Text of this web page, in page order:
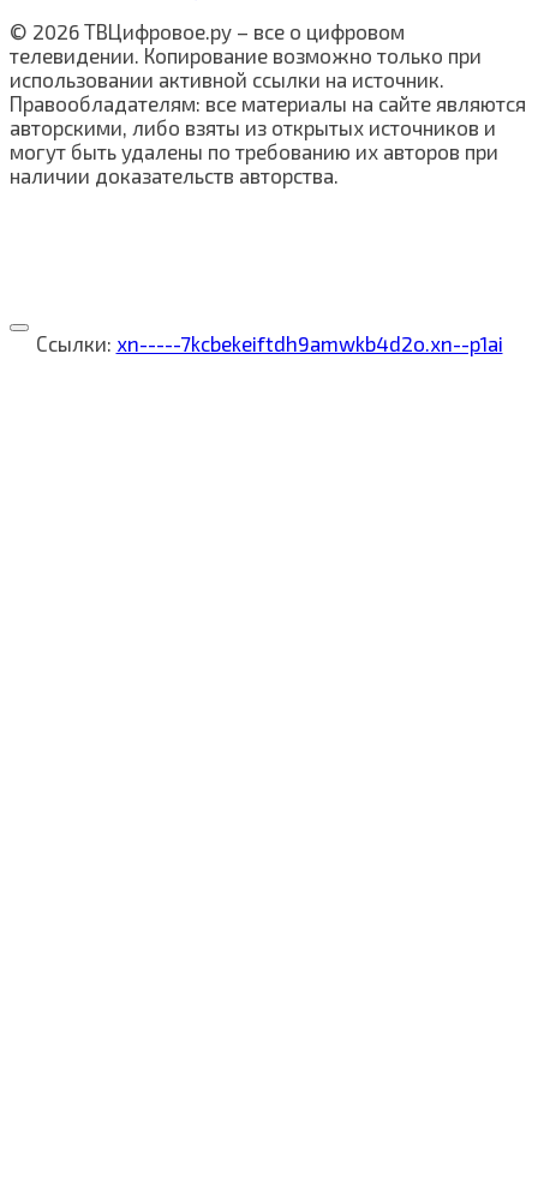
© 2026 ТВЦифровое.ру – все о цифровом
телевидении. Копирование возможно только при
использовании активной ссылки на источник.
Правообладателям: все материалы на сайте являются
авторскими, либо взяты из открытых источников и
могут быть удалены по требованию их авторов при
наличии доказательств авторства.
Ссылки: xn-----7kcbekeiftdh9amwkb4d2o.xn--p1ai